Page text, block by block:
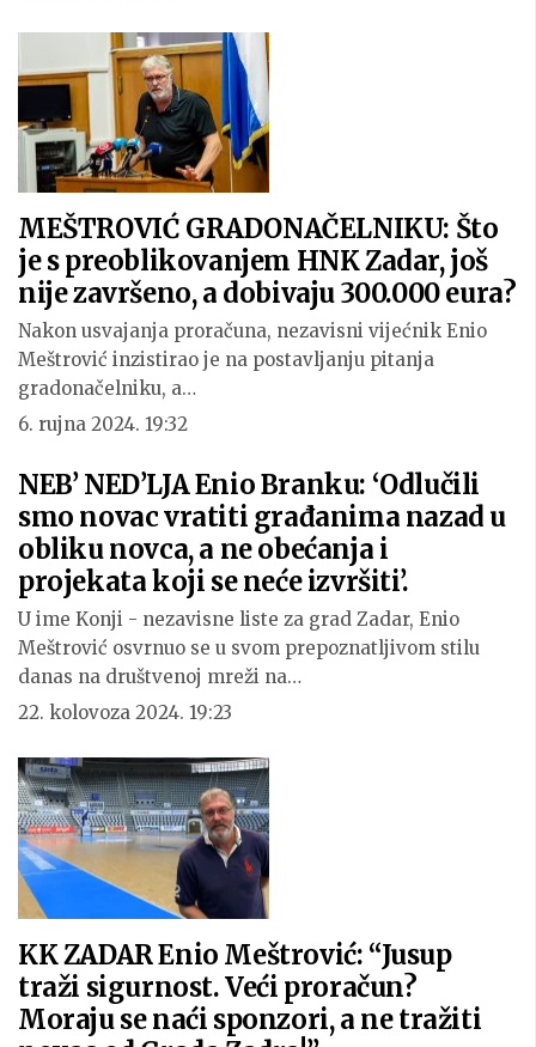
MEŠTROVIĆ GRADONAČELNIKU: Što
je s preoblikovanjem HNK Zadar, još
nije završeno, a dobivaju 300.000 eura?
Nakon usvajanja proračuna, nezavisni vijećnik Enio
Meštrović inzistirao je na postavljanju pitanja
gradonačelniku, a…
6. rujna 2024. 19:32
NEB’ NED’LJA Enio Branku: ‘Odlučili
smo novac vratiti građanima nazad u
obliku novca, a ne obećanja i
projekata koji se neće izvršiti’.
U ime Konji - nezavisne liste za grad Zadar, Enio
Meštrović osvrnuo se u svom prepoznatljivom stilu
danas na društvenoj mreži na…
22. kolovoza 2024. 19:23
KK ZADAR Enio Meštrović: “Jusup
traži sigurnost. Veći proračun?
Moraju se naći sponzori, a ne tražiti